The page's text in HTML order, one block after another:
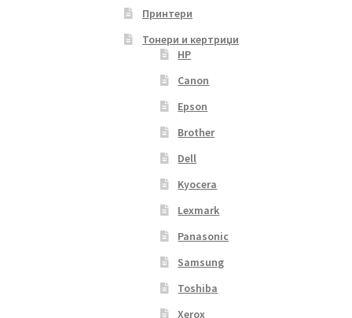
Принтери
Тонери и кертриџи
HP
Canon
Epson
Brother
Dell
Kyocera
Lexmark
Panasonic
Samsung
Toshiba
Xerox